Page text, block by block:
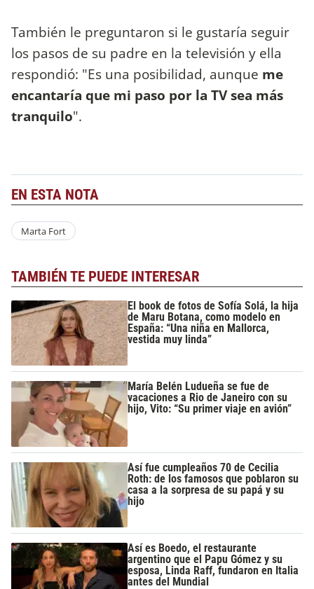
También le preguntaron si le gustaría seguir
los pasos de su padre en la televisión y ella
respondió: "Es una posibilidad, aunque me
encantaría que mi paso por la TV sea más
tranquilo".
EN ESTA NOTA
Marta Fort
TAMBIÉN TE PUEDE INTERESAR
El book de fotos de Sofía Solá, la hija
de Maru Botana, como modelo en
España: “Una niña en Mallorca,
vestida muy linda”
María Belén Ludueña se fue de
vacaciones a Rio de Janeiro con su
hijo, Vito: “Su primer viaje en avión”
Así fue cumpleaños 70 de Cecilia
Roth: de los famosos que poblaron su
casa a la sorpresa de su papá y su
hijo
Así es Boedo, el restaurante
argentino que el Papu Gómez y su
esposa, Linda Raff, fundaron en Italia
antes del Mundial